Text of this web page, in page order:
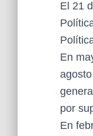
El 21
En
por
En